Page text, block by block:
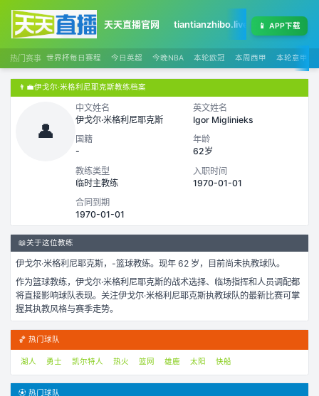
天天直播官网 tiantianzhibo.live 天天足球赛程
📱 APP下载
热门赛事 世界杯每日赛程 今日英超 今晚NBA 本轮欧冠 本周西甲 本轮意甲
👨‍💼伊戈尔·米格利尼耶克斯教练档案
👤
中文姓名
伊戈尔·米格利尼耶克斯
英文姓名
Igor Miglinieks
国籍
-
年龄
62岁
教练类型
临时主教练
入职时间
1970-01-01
合同到期
1970-01-01
📖关于这位教练
伊戈尔·米格利尼耶克斯， -篮球教练。 现年 62 岁，
目前尚未执教球队。
作为篮球教练， 伊戈尔·米格利尼耶克斯的战术选择、临场指挥和人员调配都
将直接影响球队表现。关注伊戈尔·米格利尼耶克斯执教球队的最新比赛可掌
握其执教风格与赛季走势。
🏀 热门球队
湖人 勇士 凯尔特人 热火 篮网 雄鹿 太阳 快船
⚽ 热门球队